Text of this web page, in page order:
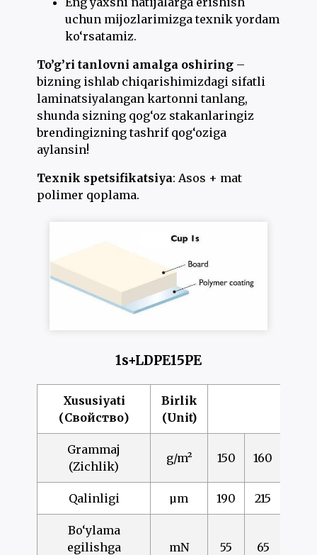
uchun mijozlarimizga texnik yordam
ko‘rsatamiz.
To’g’ri tanlovni amalga oshiring –
bizning ishlab chiqarishimizdagi sifatli
laminatsiyalangan kartonni tanlang,
shunda sizning qog‘oz stakanlaringiz
brendingizning tashrif qog‘oziga
aylansin!
Texnik spetsifikatsiya: Asos + mat
polimer qoplama.
1s+LDPE15PE
Xususiyati
(Свойство)
Birlik
(Unit)
Grammaj
(Zichlik)
g/m² 150 160
Qalinligi µm 190 215
Bo‘ylama
egilishga
mN 55 65